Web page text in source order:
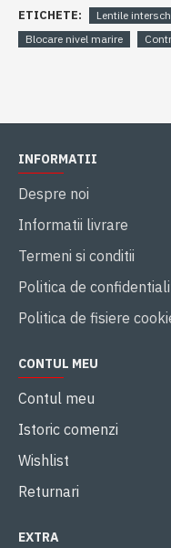
ETICHETE: Lentile
Blocare nivel marire
INFORMATII
Despre noi
Informatii livrare
Termeni si conditii
Politica de
Politica de fisiere
CONTUL MEU
Contul meu
Istoric comenzi
Wishlist
Returnari
EXTRA